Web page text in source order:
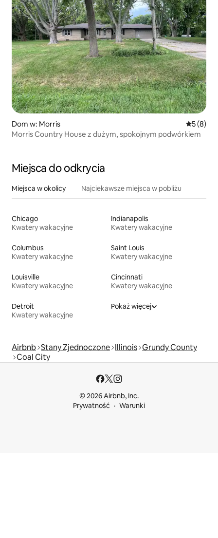
Dom w: Morris Średnia
5 (8)
Morris Country House z dużym, spokojnym podwórkiem
Miejsca do odkrycia
Miejsca w okolicy Najciekawsze miejsca w pobliżu
Chicago
Kwatery wakacyjne
Indianapolis
Kwatery wakacyjne
Columbus
Kwatery wakacyjne
Saint Louis
Kwatery wakacyjne
Louisville
Kwatery wakacyjne
Cincinnati
Kwatery wakacyjne
Detroit
Kwatery wakacyjne
Pokaż więcej
Airbnb Stany Zjednoczone Illinois Grundy County
Coal City
© 2026 Airbnb, Inc.
Prywatność
Warunki